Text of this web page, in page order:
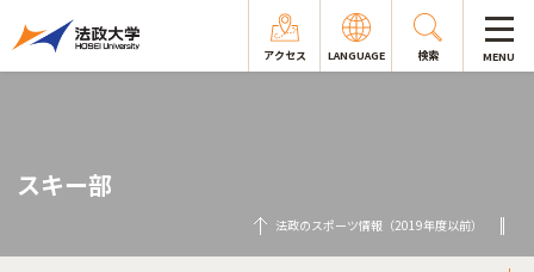
アクセス LANGUAGE 検索 MENU
スキー部
法政のスポーツ情報（2019年度以前）